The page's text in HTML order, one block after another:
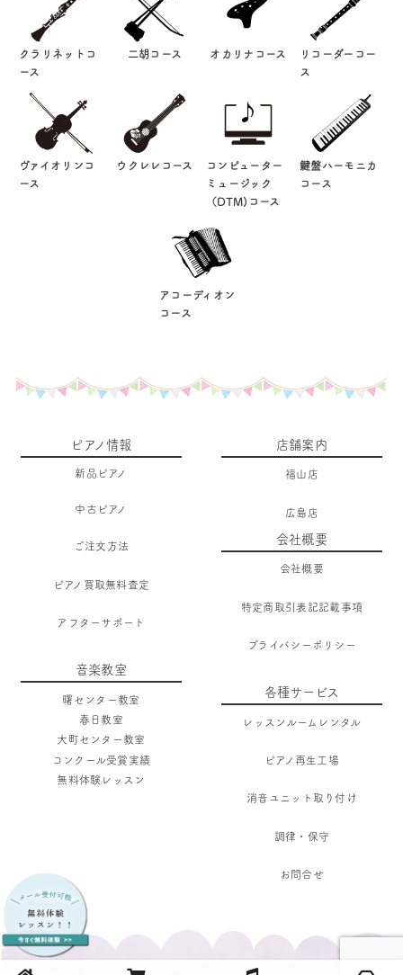
クラリネットコ
ース
二胡コース オカリナコース
リコーダーコー
ス
ヴァイオリンコ
ース
ウクレレコース
コンピューター
ミュージック
（DTM)コース
鍵盤ハーモニカ
コース
アコーディオン
コース
ピアノ情報
新品ピアノ
中古ピアノ
ご注文方法
ピアノ買取無料査定
アフターサポート
音楽教室
曙センター教室
春日教室
大町センター教室
コンクール受賞実績
無料体験レッスン
店舗案内
福山店
広島店
会社概要
会社概要
特定商取引表記記載事項
プライバシーポリシー
各種サービス
レッスンルームレンタル
ピアノ再生工場
消音ユニット取り付け
調律・保守
お問合せ